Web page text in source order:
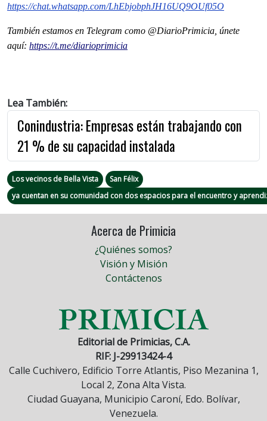
https://chat.whatsapp.com/LhEbjobphJH16UQ9OUf05O
También estamos en Telegram como @DiarioPrimicia, únete
aquí: https://t.me/diarioprimicia
Lea También:
Conindustria: Empresas están trabajando con
21 % de su capacidad instalada
Los vecinos de Bella Vista
San Félix
ya cuentan en su comunidad con dos espacios para el encuentro y
Acerca de Primicia
¿Quiénes somos?
Visión y Misión
Contáctenos
Editorial de Primicias, C.A.
RIF: J-29913424-4
Calle Cuchivero, Edificio Torre Atlantis, Piso Mezanina 1,
Local 2, Zona Alta Vista.
Ciudad Guayana, Municipio Caroní, Edo. Bolívar,
Venezuela.